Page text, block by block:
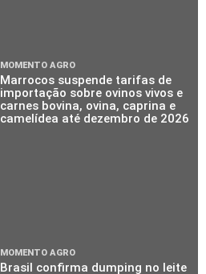
MOMENTO AGRO
Marrocos suspende tarifas de
importação sobre ovinos vivos e
carnes bovina, ovina, caprina e
camelídea até dezembro de 2026
MOMENTO AGRO
Brasil confirma dumping no leite